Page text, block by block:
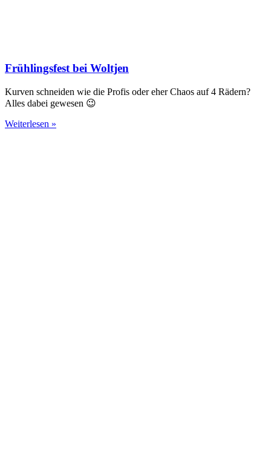
Frühlingsfest bei Woltjen
Kurven schneiden wie die Profis oder eher Chaos auf 4 Rädern?
Alles dabei gewesen 😉
Weiterlesen »